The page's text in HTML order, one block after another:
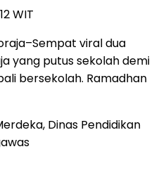
WIT
viral dua
yang putus sekolah demi
bersekolah. Ramadhan